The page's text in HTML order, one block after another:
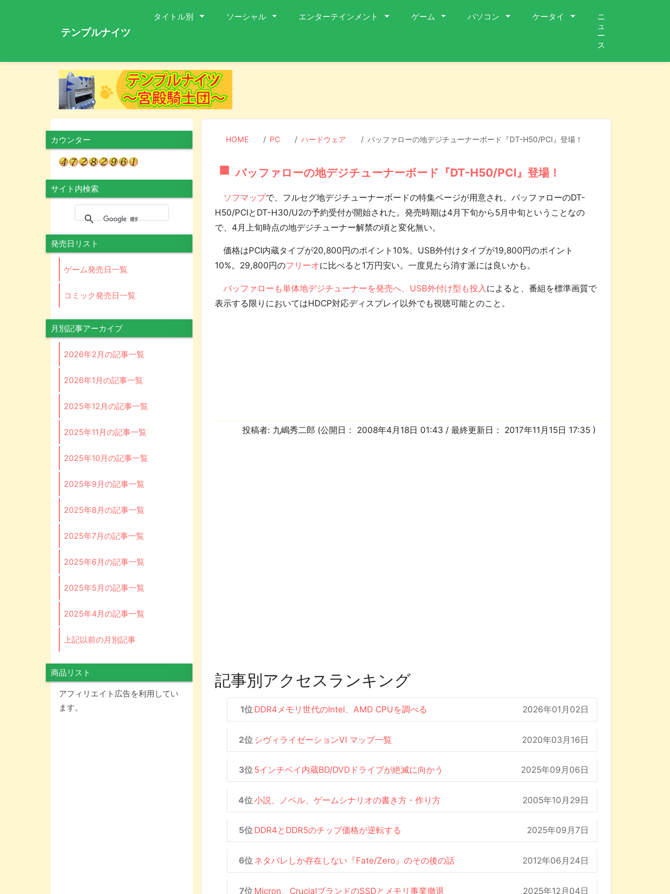
テンプルナイツ
タイトル別 ソーシャル エンターテインメント ゲーム パソコン ケータイ
ニ
ュ
ー
ス
HOME PC ハードウェア バッファローの地デジチューナーボード『DT-H50/PCI』登場！
バッファローの地デジチューナーボード『DT-H50/PCI』登場！
ソフマップで、フルセグ地デジチューナーボードの特集ページが用意され、バッファローのDT-
H50/PCIとDT-H30/U2の予約受付が開始された。発売時期は4月下旬から5月中旬ということなの
で、4月上旬時点の地デジチューナー解禁の頃と変化無い。
価格はPCI内蔵タイプが20,800円のポイント10%。USB外付けタイプが19,800円のポイント
10%。29,800円のフリーオに比べると1万円安い。一度見たら消す派には良いかも。
バッファローも単体地デジチューナーを発売へ、USB外付け型も投入 によると、番組を標準画質で
表示する限りにおいてはHDCP対応ディスプレイ以外でも視聴可能とのこと。
投稿者: 九嶋秀二郎 (公開日： 2008年4月18日 01:43 / 最終更新日： 2017年11月15日 17:35 )
記事別アクセスランキング
DDR4メモリ世代のIntel、AMD CPUを調べる 2026年01月02日
シヴィライゼーションVI マップ一覧 2020年03月16日
5インチベイ内蔵BD/DVDドライブが絶滅に向かう 2025年09月06日
小説、ノベル、ゲームシナリオの書き方・作り方 2005年10月29日
DDR4とDDR5のチップ価格が逆転する 2025年09月7日
ネタバレしか存在しない『Fate/Zero』のその後の話 2012年06月24日
Micron、CrucialブランドのSSDとメモリ事業撤退 2025年12月04日
カウンター
サイト内検索
発売日リスト
ゲーム発売日一覧
コミック発売日一覧
月別記事アーカイブ
2026年2月の記事一覧
2026年1月の記事一覧
2025年12月の記事一覧
2025年11月の記事一覧
2025年10月の記事一覧
2025年9月の記事一覧
2025年8月の記事一覧
2025年7月の記事一覧
2025年6月の記事一覧
2025年5月の記事一覧
2025年4月の記事一覧
上記以前の月別記事
商品リスト
アフィリエイト広告を利用してい
ます。